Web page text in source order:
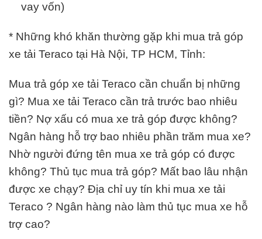
vay vốn)
* Những khó khăn thường gặp khi mua trả góp
xe tải Teraco tại Hà Nội, TP HCM, Tỉnh:
Mua trả góp xe tải Teraco cần chuẩn bị những
gì? Mua xe tải Teraco cần trả trước bao nhiêu
tiền? Nợ xấu có mua xe trả góp được không?
Ngân hàng hỗ trợ bao nhiêu phần trăm mua xe?
Nhờ người đứng tên mua xe trả góp có được
không? Thủ tục mua trả góp? Mất bao lâu nhận
được xe chạy? Địa chỉ uy tín khi mua xe tải
Teraco ? Ngân hàng nào làm thủ tục mua xe hỗ
trợ cao?